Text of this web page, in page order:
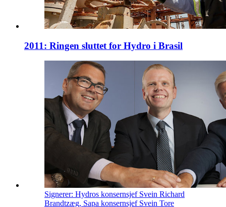
2011: Ringen sluttet for Hydro i Brasil
Signerer: Hydros konsernsjef Svein Richard
Brandtzæg, Sapa konsernsjef Svein Tore